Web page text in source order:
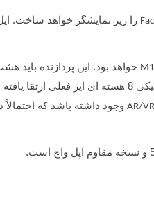
را زیر نمایشگر خواهد ساخت.
M1 خواهد بود. این پردازنده باید
گرافیکی 9 یا 10 هسته ای داشته باشد که نسبت به پردازنده
AR/VR وجود داشته باشد که احتمالاً
و نسخه مقاوم اپل واچ است.